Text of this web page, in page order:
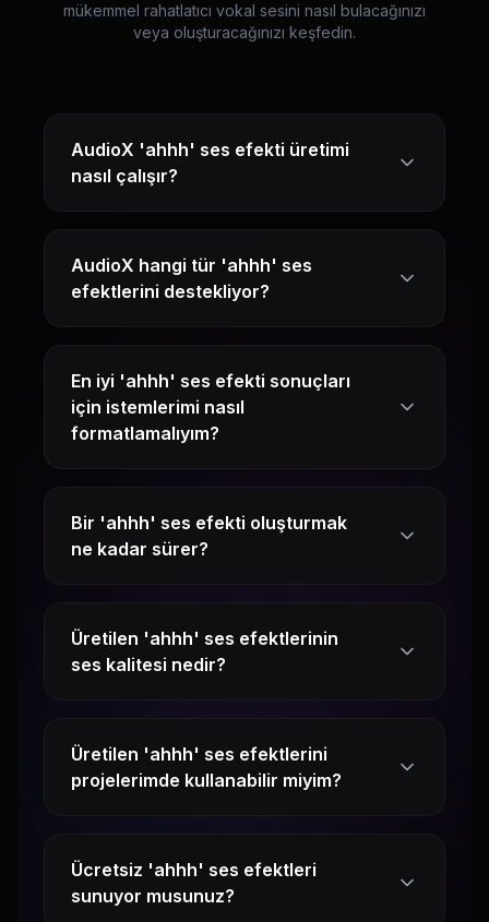
mükemmel rahatlatıcı vokal sesini nasıl bulacağınızı
veya oluşturacağınızı keşfedin.
AudioX 'ahhh' ses efekti üretimi
nasıl çalışır?
AudioX hangi tür 'ahhh' ses
efektlerini destekliyor?
En iyi 'ahhh' ses efekti sonuçları
için istemlerimi nasıl
formatlamalıyım?
Bir 'ahhh' ses efekti oluşturmak
ne kadar sürer?
Üretilen 'ahhh' ses efektlerinin
ses kalitesi nedir?
Üretilen 'ahhh' ses efektlerini
projelerimde kullanabilir miyim?
Ücretsiz 'ahhh' ses efektleri
sunuyor musunuz?